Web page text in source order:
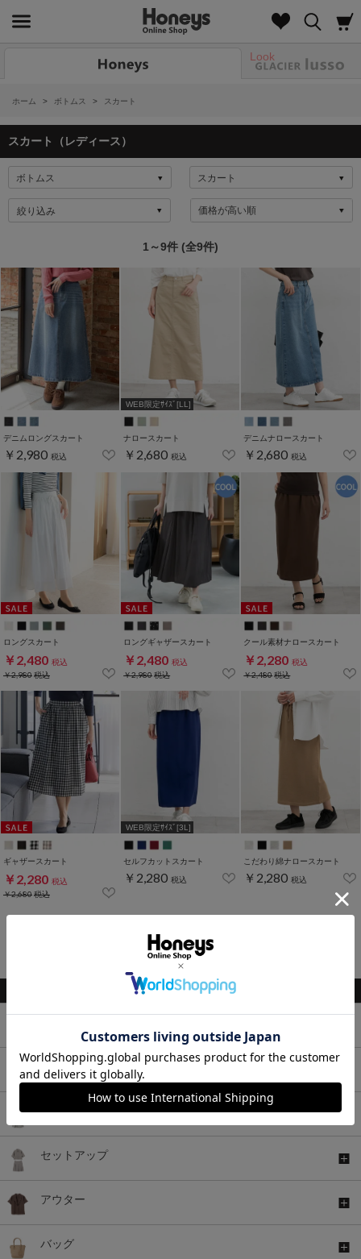
Look
ホーム > ボトムス > スカート
スカート（レディース）
絞り込み
1～9件 (全9件)
デニムロングスカート
￥2,980 税込
WEB限定ｻｲｽﾞ[LL]
ナロースカート
￥2,680 税込
デニムナロースカート
￥2,680 税込
ロングスカート
￥2,480 税込
￥2,980税込
ロングギャザースカート
￥2,480 税込
￥2,980税込
クール素材ナロースカート
￥2,280 税込
￥2,480税込
ギャザースカート
￥2,280 税込
￥2,680税込
WEB限定ｻｲｽﾞ[3L]
セルフカットスカート
￥2,280 税込
こだわり綿ナロースカート
￥2,280 税込
ボトムス
ワンピース
セットアップ
アウター
バッグ